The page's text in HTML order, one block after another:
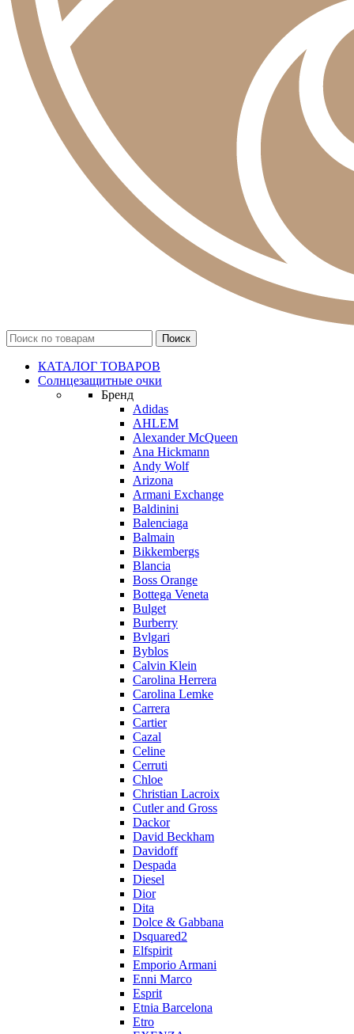
КАТАЛОГ ТОВАРОВ
Солнцезащитные очки
Бренд
Adidas
AHLEM
Alexander McQueen
Ana Hickmann
Andy Wolf
Arizona
Armani Exchange
Baldinini
Balenciaga
Balmain
Bikkembergs
Blancia
Boss Orange
Bottega Veneta
Bulget
Burberry
Bvlgari
Byblos
Calvin Klein
Carolina Herrera
Carolina Lemke
Carrera
Cartier
Cazal
Celine
Cerruti
Chloe
Christian Lacroix
Cutler and Gross
Dackor
David Beckham
Davidoff
Despada
Diesel
Dior
Dita
Dolce & Gabbana
Dsquared2
Elfspirit
Emporio Armani
Enni Marco
Esprit
Etnia Barcelona
Etro